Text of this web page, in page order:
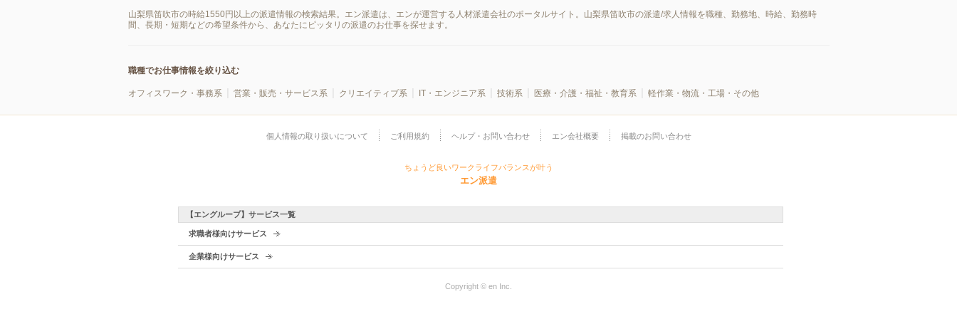
山梨県笛吹市の時給1550円以上の派遣情報の検索結果。エン派遣は、エンが運営する人材派遣会社のポータルサイト。山梨県笛吹市の派遣/求人情報を職種、勤務地、時給、勤務時
間、長期・短期などの希望条件から、あなたにピッタリの派遣のお仕事を探せます。
職種でお仕事情報を絞り込む
オフィスワーク・事務系 営業・販売・サービス系 クリエイティブ系 IT・エンジニア系 技術系 医療・介護・福祉・教育系 軽作業・物流・工場・その他
個人情報の取り扱いについて ご利用規約 ヘルプ・お問い合わせ エン会社概要 掲載のお問い合わせ
ちょうど良いワークライフバランスが叶う
エン派遣
【エングループ】サービス一覧
求職者様向けサービス
企業様向けサービス
Copyright © en Inc.